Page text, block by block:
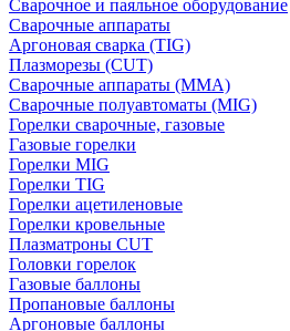
Сварочное и паяльное оборудование
Сварочные аппараты
Аргоновая сварка (TIG)
Плазморезы (CUT)
Сварочные аппараты (MMA)
Сварочные полуавтоматы (MIG)
Горелки сварочные, газовые
Газовые горелки
Горелки MIG
Горелки TIG
Горелки ацетиленовые
Горелки кровельные
Плазматроны CUT
Головки горелок
Газовые баллоны
Пропановые баллоны
Аргоновые баллоны